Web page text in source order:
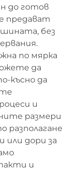
до готов
предават
без
по мярка
да
късно да
и
размери
разполагане
или дори за
и